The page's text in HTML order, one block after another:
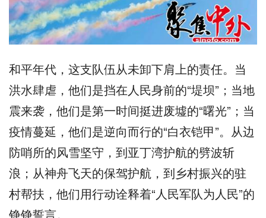
和平年代，这支队伍从未卸下肩上的责任。当
洪水肆虐，他们是挡在人民身前的“堤坝”；当地
震来袭，他们是第一时间挺进废墟的“曙光”；当
疫情蔓延，他们是逆向而行的“白衣铠甲”。从边
防哨所的风雪坚守，到亚丁湾护航的劈波斩
浪；从神舟飞天的保驾护航，到乡村振兴的驻
村帮扶，他们用行动诠释着“人民军队为人民”的
铮铮誓言。